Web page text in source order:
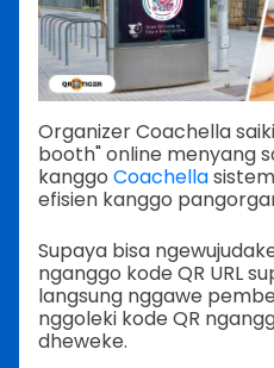
Organizer Coachella
booth" online menyang
kanggo Coachella
efisien kanggo
Supaya bisa
nganggo kode QR URL
langsung nggawe
nggoleki kode QR
dheweke.